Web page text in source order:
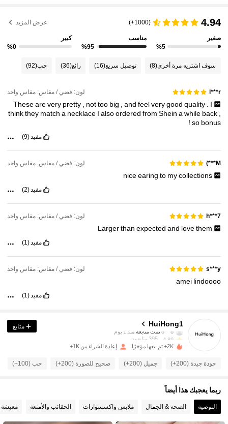
4.94
(1000+) عرض المزيد
صغير
%5
مناسب
%95
كبير
%0
سوف اشتريه مرة أخرى(8) توصيل سريع(16) رائع(36) حب(92)
l***r لون: فضي / مقاس: مقاس واحد
Thesearevery pretty nottoo big ,andfeelverygoodquality
I
thinkthey match a necklace I alsoordered from Shein a while back
so bonus
!
مفيد(9)
M***) لون: فضي / مقاس: مقاس واحد
niceearingto mycollections
مفيد(2)
h***7 لون: فضي / مقاس: مقاس واحد
Largerthanexpectedand lovethem
مفيد(1)
s***y لون: فضي / مقاس: مقاس واحد
amei lindoooo
مفيد(1)
HuiHong1
4.89 395 متابعون
395 متابعون
4.89 395 متابعون
متابع
2K+ تم بيعها مؤخرًا إعادة الشراء من 1K+
جودة جيدة (200+) جميل (200+) صحيح للصورة (200+) حب (100+)
ربما يعجبك هذا أيضاً
التوصية الصحة & الجمال ملابس واكسسوارات الحقائب والأمتعة معيشة